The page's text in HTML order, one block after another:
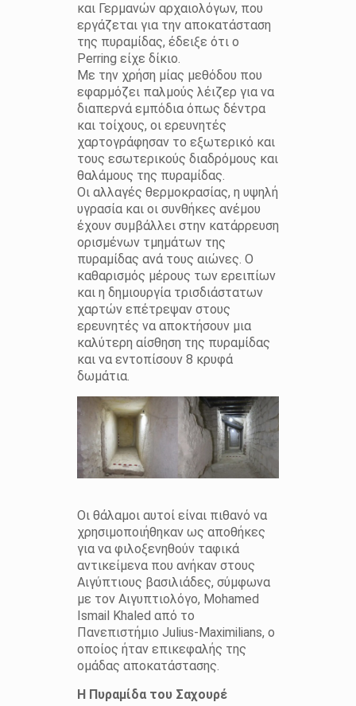
και Γερμανών αρχαιολόγων, που
εργάζεται για την αποκατάσταση
της πυραμίδας, έδειξε ότι ο
Perring είχε δίκιο.
Με την χρήση μίας μεθόδου που
εφαρμόζει παλμούς λέιζερ για να
διαπερνά εμπόδια όπως δέντρα
και τοίχους, οι ερευνητές
χαρτογράφησαν το εξωτερικό και
τους εσωτερικούς διαδρόμους και
θαλάμους της πυραμίδας.
Οι αλλαγές θερμοκρασίας, η υψηλή
υγρασία και οι συνθήκες ανέμου
έχουν συμβάλλει στην κατάρρευση
ορισμένων τμημάτων της
πυραμίδας ανά τους αιώνες. Ο
καθαρισμός μέρους των ερειπίων
και η δημιουργία τρισδιάστατων
χαρτών επέτρεψαν στους
ερευνητές να αποκτήσουν μια
καλύτερη αίσθηση της πυραμίδας
και να εντοπίσουν 8 κρυφά
δωμάτια.
Οι θάλαμοι αυτοί είναι πιθανό να
χρησιμοποιήθηκαν ως αποθήκες
για να φιλοξενηθούν ταφικά
αντικείμενα που ανήκαν στους
Αιγύπτιους βασιλιάδες, σύμφωνα
με τον Αιγυπτιολόγο, Mohamed
Ismail Khaled από το
Πανεπιστήμιο Julius-Maximilians, ο
οποίος ήταν επικεφαλής της
ομάδας αποκατάστασης.
Η Πυραμίδα του Σαχουρέ